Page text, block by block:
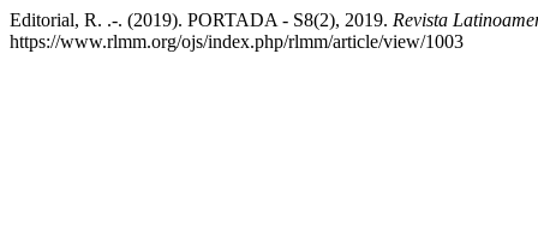
Editorial, R. .-. (2019). PORTADA - S8(2), 2019. Revista
https://www.rlmm.org/ojs/index.php/rlmm/article/view/1003